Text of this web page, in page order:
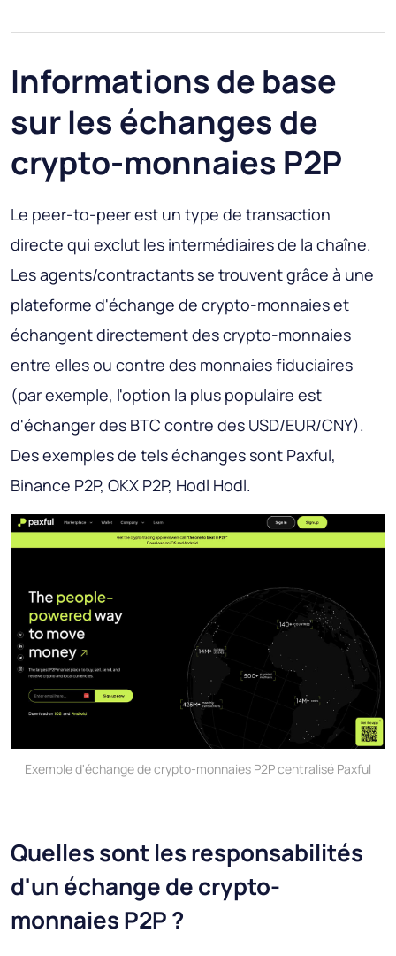
Informations de base
sur les échanges de
crypto-monnaies P2P
Le peer-to-peer est un type de transaction
directe qui exclut les intermédiaires de la chaîne.
Les agents/contractants se trouvent grâce à une
plateforme d'échange de crypto-monnaies et
échangent directement des crypto-monnaies
entre elles ou contre des monnaies fiduciaires
(par exemple, l'option la plus populaire est
d'échanger des BTC contre des USD/EUR/CNY).
Des exemples de tels échanges sont Paxful,
Binance P2P, OKX P2P, Hodl Hodl.
Exemple d'échange de crypto-monnaies P2P centralisé Paxful
Quelles sont les responsabilités
d'un échange de crypto-
monnaies P2P ?